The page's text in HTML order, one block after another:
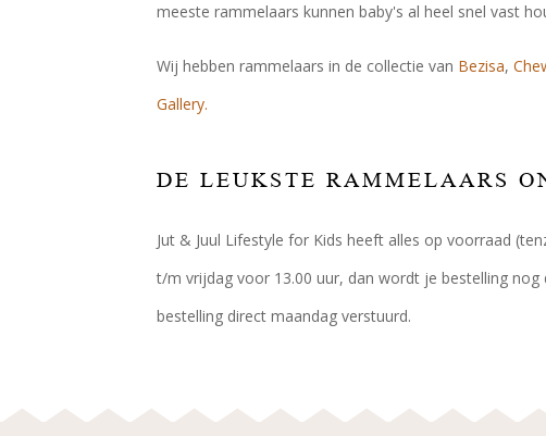
meeste rammelaars kunnen baby's al heel snel vast
Wij hebben rammelaars in de collectie van Bezisa,
Gallery.
DE LEUKSTE RAMMELAARS
Jut & Juul Lifestyle for Kids heeft alles op voorraad
t/m vrijdag voor 13.00 uur, dan wordt je bestelling
bestelling direct maandag verstuurd.